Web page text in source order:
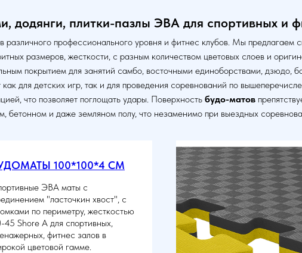
додянги, плитки-пазлы ЭВА для спортивных и
различного профессионального уровня и фитнес клубов. Мы предлагаем
размеров, жесткости, с разным количеством цветовых слоев и
покрытием для занятий самбо, восточными единоборствами, дзюдо,
как для детских игр, так и для проведения соревнований по
что позволяет поглощать удары. Поверхность будо-матов
бетонном и даже земляном полу, что незаменимо при выездных
100*100*4 СМ
ЭВА маты с
"ласточкин хвост", с
по периметру, жесткостью
45 Shore A для спортивных,
фитнес залов в
цветовой гамме.